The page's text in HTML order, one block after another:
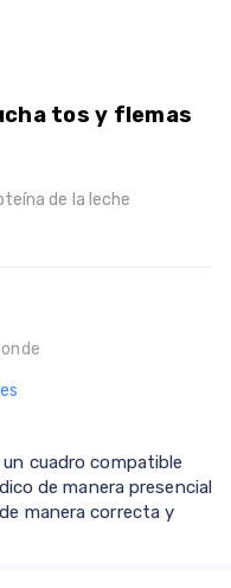
tos y flemas
de la leche
cuadro compatible
de manera presencial
manera correcta y